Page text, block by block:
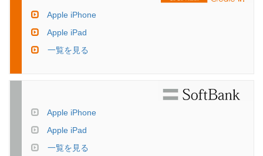
Apple iPhone
Apple iPad
一覧を見る
Apple iPhone
Apple iPad
一覧を見る